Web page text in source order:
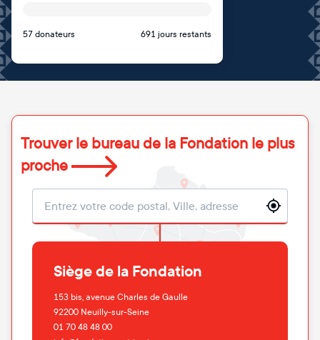
57 donateurs 691 jours restants
Trouver le bureau de la Fondation le plus
proche
Localisation
Siège de la Fondation
153 bis, avenue Charles de Gaulle
92200 Neuilly-sur-Seine
01 70 48 48 00